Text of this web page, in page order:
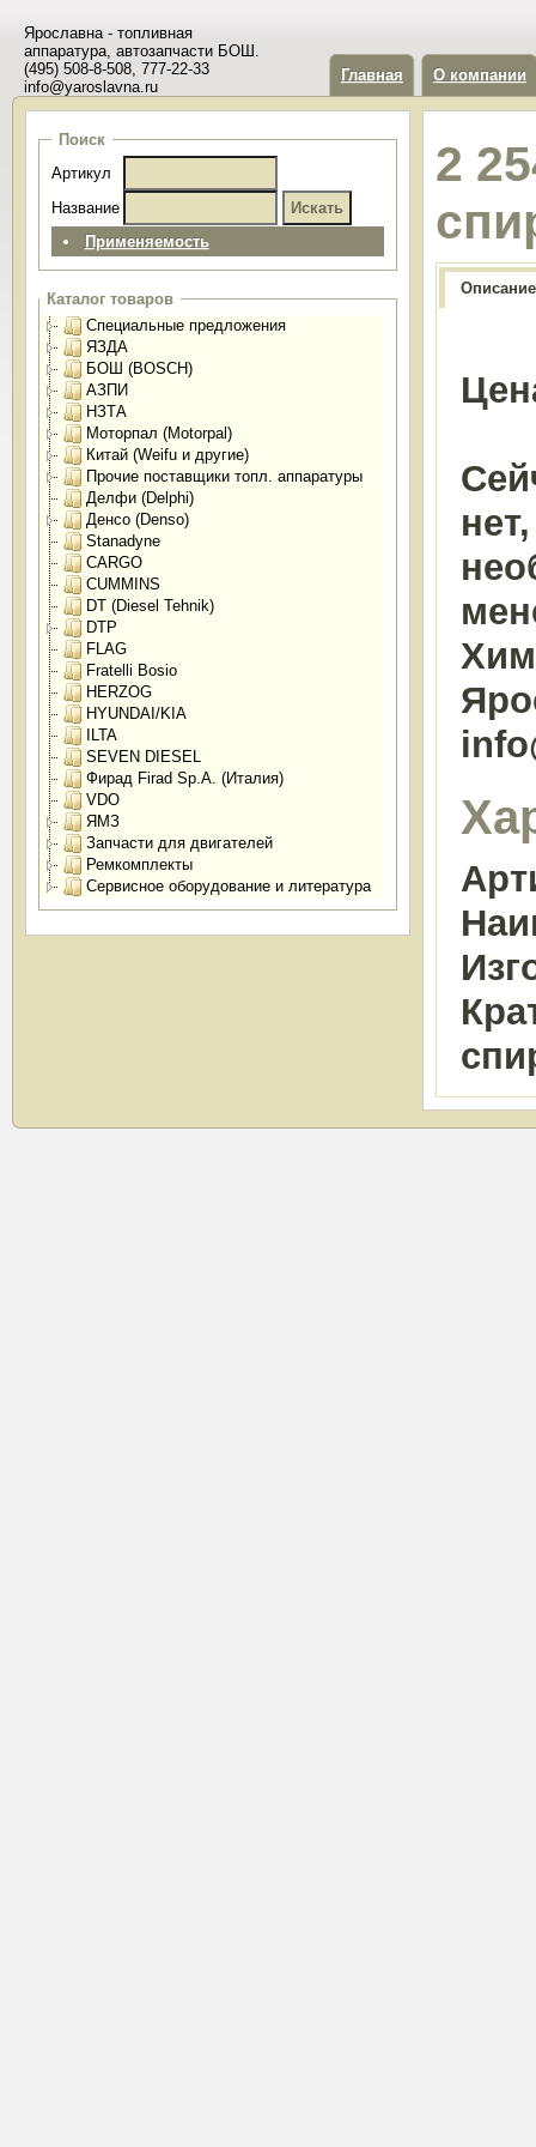
Ярославна - топливная
аппаратура, автозапчасти БОШ.
(495) 508-8-508, 777-22-33
info@yaroslavna.ru
Главная О компании
Поиск
Артикул
Название
Применяемость
Каталог товаров
Специальные предложения
ЯЗДА
БОШ (BOSCH)
АЗПИ
НЗТА
Моторпал (Motorpal)
Китай (Weifu и другие)
Прочие поставщики топл. аппаратуры
Делфи (Delphi)
Денсо (Denso)
Stanadyne
CARGO
CUMMINS
DT (Diesel Tehnik)
DTP
FLAG
Fratelli Bosio
HERZOG
HYUNDAI/KIA
ILTA
SEVEN DIESEL
Фирад Firad Sp.A. (Италия)
VDO
ЯМЗ
Запчасти для двигателей
Ремкомплекты
Сервисное оборудование и литература
2
Описание